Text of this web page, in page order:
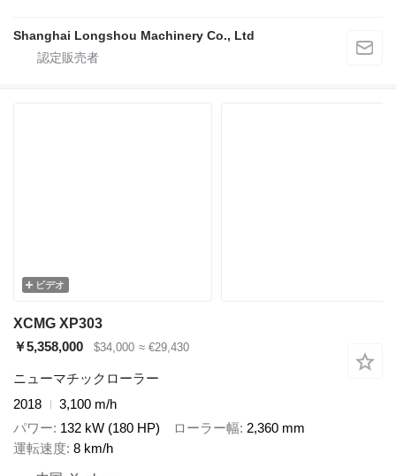
Shanghai Longshou Machinery Co., Ltd
ビデオ
XCMG XP303
￥5,358,000
$34,000 ≈ €29,430
ニューマチックローラー
2018
3,100 m/h
パワー 132 kW (180 HP) ローラー幅 2,360 mm
運転速度 8 km/h